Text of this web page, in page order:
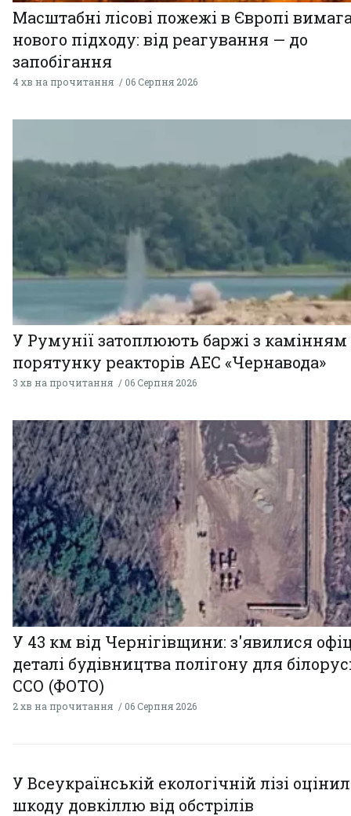
Масштабні лісові пожежі в Європі
нового підходу: від реагування — до
запобігання
4 хв на прочитання 06 Серпня 2026
У Румунії затоплюють баржі з
порятунку реакторів АЕС «Чернавода»
3 хв на прочитання 06 Серпня 2026
У 43 км від Чернігівщини: з'явилися
деталі будівництва полігону для
ССО (ФОТО)
2 хв на прочитання 06 Серпня 2026
У Всеукраїнській екологічній лізі
шкоду довкіллю від обстрілів